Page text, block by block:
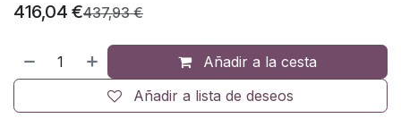
416,04 €437,93€
Añadir a la cesta
Añadir a lista de deseos